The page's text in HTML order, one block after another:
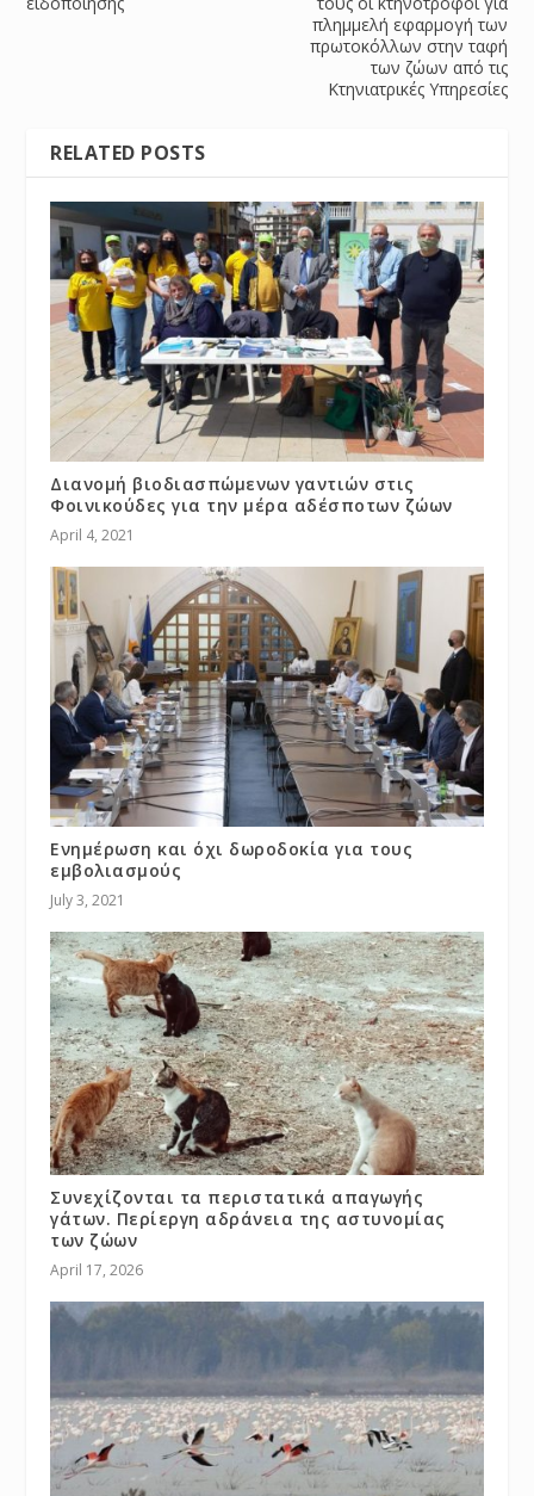
πλημμελή εφαρμογή των
πρωτοκόλλων στην ταφή
των ζώων από τις
Κτηνιατρικές Υπηρεσίες
RELATED POSTS
Διανομή βιοδιασπώμενων γαντιών στις
Φοινικούδες για την μέρα αδέσποτων ζώων
April 4, 2021
Ενημέρωση και όχι δωροδοκία για τους
εμβολιασμούς
July 3, 2021
Συνεχίζονται τα περιστατικά απαγωγής
γάτων. Περίεργη αδράνεια της αστυνομίας
των ζώων
April 17, 2026